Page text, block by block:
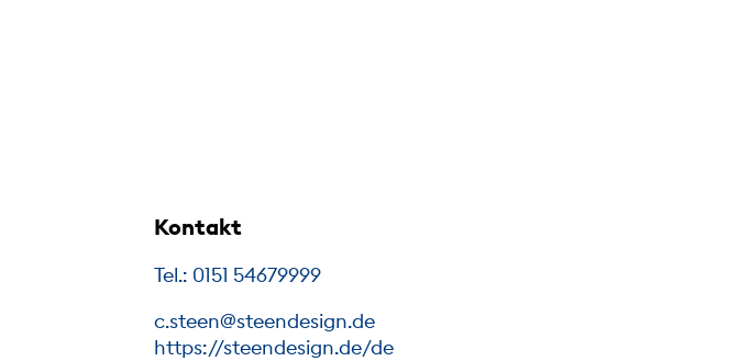
Kontakt
Tel.: 0151 54679999
c.steen@steendesign.de
https://steendesign.de/de